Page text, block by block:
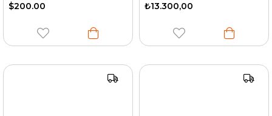
$200.00 ₺13.300,00